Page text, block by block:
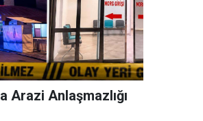
Arazi Anlaşmazlığı